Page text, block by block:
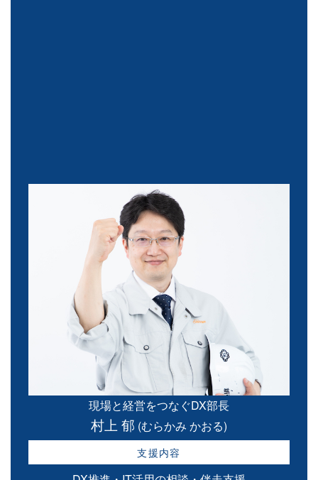
現場と経営をつなぐDX部長
村上 郁 (むらかみ かおる)
支援内容